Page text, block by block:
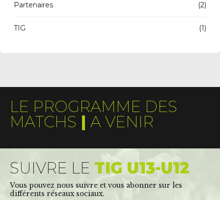
Partenaires (2)
TIG (1)
LE PROGRAMME DES
MATCHS | A VENIR
SUIVRE LE TIG U13-U12
Vous pouvez nous suivre et vous abonner sur les
différents réseaux sociaux.